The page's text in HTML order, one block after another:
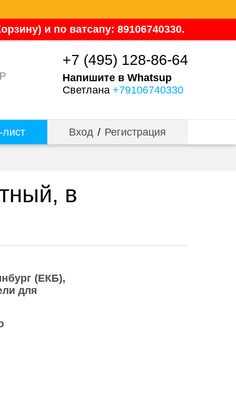
и по ватсапу: 89106740330.
Р
+7 (495) 128-86-64
Напишите в Whatsup
Светлана +79106740330
Вход / Регистрация
в
(ЕКБ)
для